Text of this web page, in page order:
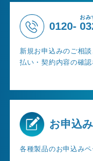
0120-
おみ
新規お申込みのご相
払い・契約内容の確認
お申込み
各種製品のお申込みペ